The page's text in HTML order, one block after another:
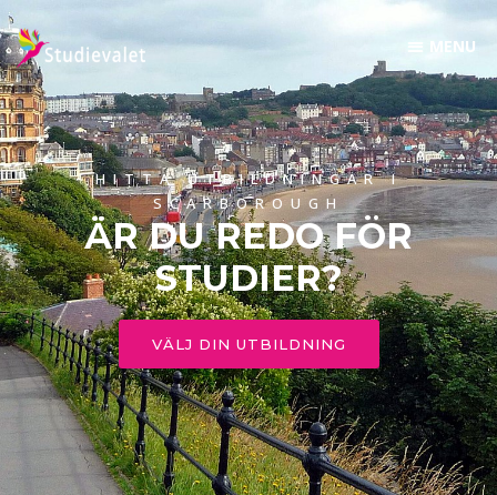
HITTA UTBILDNINGAR I
SCARBOROUGH
ÄR DU REDO FÖR
STUDIER?
VÄLJ DIN UTBILDNING